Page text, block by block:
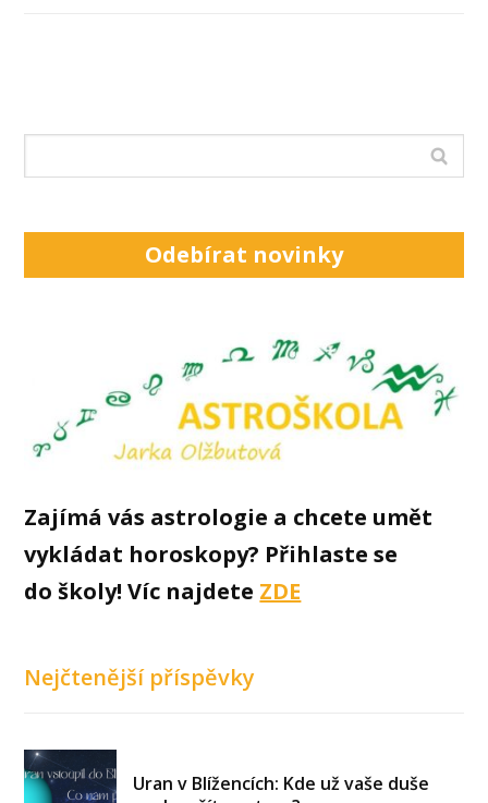
Odebírat novinky
Zajímá vás astrologie a chcete umět
vykládat horoskopy? Přihlaste se
do školy! Víc najdete ZDE
Nejčtenější příspěvky
Uran v Blížencích: Kde už vaše duše